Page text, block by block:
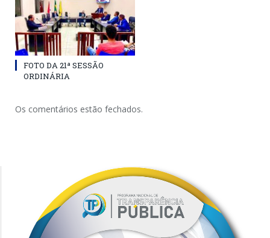
FOTO DA 21ª SESSÃO
ORDINÁRIA
Os comentários estão fechados.